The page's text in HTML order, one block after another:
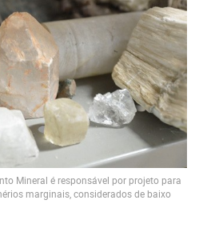
Mineral é responsável por projeto para
marginais, considerados de baixo